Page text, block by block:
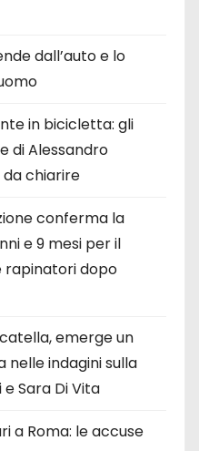
dall’auto e lo
in bicicletta: gli
di Alessandro
da chiarire
conferma la
e 9 mesi per il
rapinatori dopo
emerge un
indagini sulla
Sara Di Vita
a Roma: le accuse